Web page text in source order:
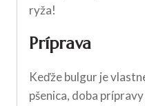
ryža!
Príprava
Keďže bulgur je
pšenica, doba